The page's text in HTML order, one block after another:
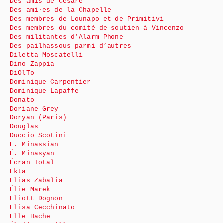
Des ami·es de la Chapelle
Des membres de Lounapo et de Primitivi
Des membres du comité de soutien à Vincenzo
Des militantes d’Alarm Phone
Des pailhassous parmi d’autres
Diletta Moscatelli
Dino Zappia
DiOlTo
Dominique Carpentier
Dominique Lapaffe
Donato
Doriane Grey
Doryan (Paris)
Douglas
Duccio Scotini
E. Minassian
É. Minasyan
Écran Total
Ekta
Elias Zabalia
Élie Marek
Eliott Dognon
Elisa Cecchinato
Elle Hache